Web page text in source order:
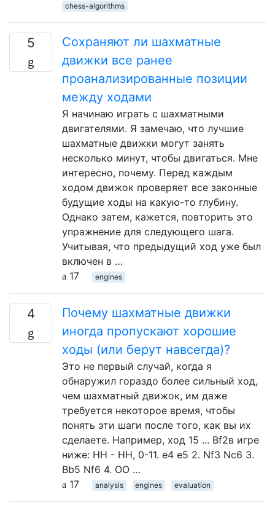
chess-algorithms
5
Сохраняют ли шахматные
движки все ранее
проанализированные позиции
между ходами
Я начинаю играть с шахматными
двигателями. Я замечаю, что лучшие
шахматные движки могут занять
несколько минут, чтобы двигаться. Мне
интересно, почему. Перед каждым
ходом движок проверяет все законные
будущие ходы на какую-то глубину.
Однако затем, кажется, повторить это
упражнение для следующего шага.
Учитывая, что предыдущий ход уже был
включен в …
17
engines
4
Почему шахматные движки
иногда пропускают хорошие
ходы (или берут навсегда)?
Это не первый случай, когда я
обнаружил гораздо более сильный ход,
чем шахматный движок, им даже
требуется некоторое время, чтобы
понять эти шаги после того, как вы их
сделаете. Например, ход 15 ... Bf2в игре
ниже: НН - НН, 0-11. e4 e5 2. Nf3 Nc6 3.
Bb5 Nf6 4. OO …
17
analysis engines evaluation